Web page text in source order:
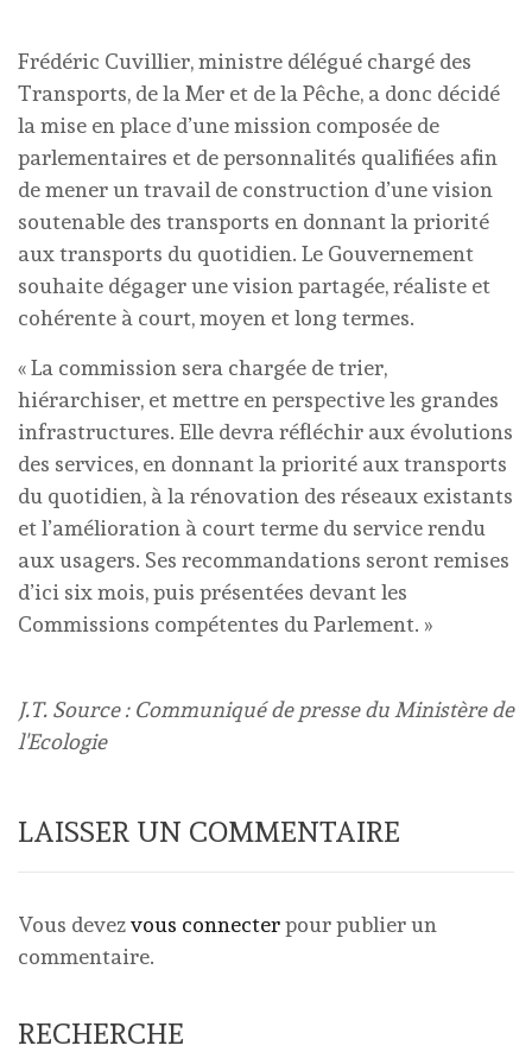
Frédéric Cuvillier, ministre délégué chargé des
Transports, de la Mer et de la Pêche, a donc décidé
la mise en place d’une mission composée de
parlementaires et de personnalités qualifiées afin
de mener un travail de construction d’une vision
soutenable des transports en donnant la priorité
aux transports du quotidien. Le Gouvernement
souhaite dégager une vision partagée, réaliste et
cohérente à court, moyen et long termes.
« La commission sera chargée de trier,
hiérarchiser, et mettre en perspective les grandes
infrastructures. Elle devra réfléchir aux évolutions
des services, en donnant la priorité aux transports
du quotidien, à la rénovation des réseaux existants
et l’amélioration à court terme du service rendu
aux usagers. Ses recommandations seront remises
d’ici six mois, puis présentées devant les
Commissions compétentes du Parlement. »
J.T. Source : Communiqué de presse du Ministère de
l'Ecologie
LAISSER UN COMMENTAIRE
Vous devezvous connecterpour publier un
commentaire.
RECHERCHE